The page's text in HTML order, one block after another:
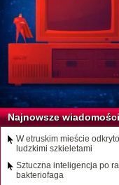
Najnowsze wiadomości
W etruskim mieście
ludzkimi szkieletami
Sztuczna inteligencja po
bakteriofaga